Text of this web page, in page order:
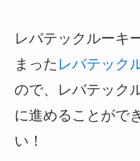
レバテックルーキ
まった レバテック
ので、レバテック
に進めることがで
い！